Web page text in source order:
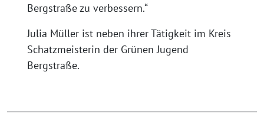
Bergstraße zu verbessern.“
Julia Müller ist neben ihrer Tätigkeit im Kreis
Schatzmeisterin der Grünen Jugend
Bergstraße.